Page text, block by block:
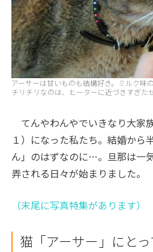
アーサーは甘いものも結構好き。ミルク味
チリチリなのは、ヒーターに近づきすぎたせ
てんやわんやでいきなり大家
１）になった私たち。結婚から
ん」のはずなのに…。旦那は一
弄される日々が始まりました。
（末尾に写真特集があります）
猫「アーサー」にと